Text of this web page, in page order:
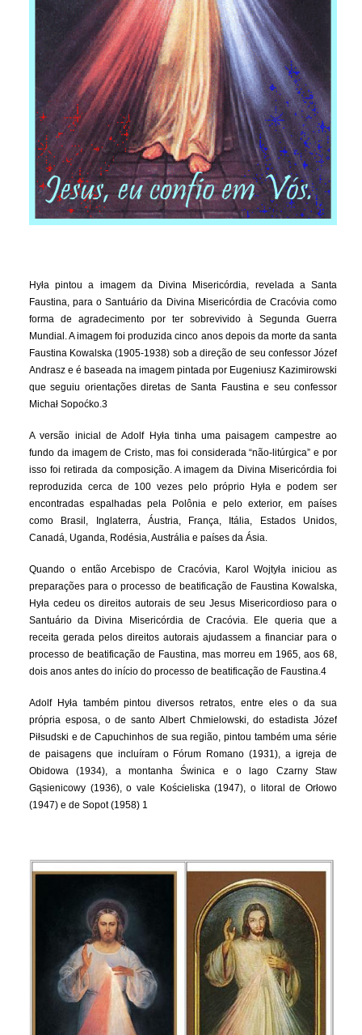
Hyła pintou a imagem da Divina Misericórdia, revelada a Santa
Faustina, para o Santuário da Divina Misericórdia de Cracóvia como
forma de agradecimento por ter sobrevivido à Segunda Guerra
Mundial. A imagem foi produzida cinco anos depois da morte da santa
Faustina Kowalska (1905-1938) sob a direção de seu confessor Józef
Andrasz e é baseada na imagem pintada por Eugeniusz Kazimirowski
que seguiu orientações diretas de Santa Faustina e seu confessor
Michał Sopoćko.3
A versão inicial de Adolf Hyła tinha uma paisagem campestre ao
fundo da imagem de Cristo, mas foi considerada “não-litúrgica” e por
isso foi retirada da composição. A imagem da Divina Misericórdia foi
reproduzida cerca de 100 vezes pelo próprio Hyła e podem ser
encontradas espalhadas pela Polônia e pelo exterior, em países
como Brasil, Inglaterra, Áustria, França, Itália, Estados Unidos,
Canadá, Uganda, Rodésia, Austrália e países da Ásia.
Quando o então Arcebispo de Cracóvia, Karol Wojtyła iniciou as
preparações para o processo de beatificação de Faustina Kowalska,
Hyła cedeu os direitos autorais de seu Jesus Misericordioso para o
Santuário da Divina Misericórdia de Cracóvia. Ele queria que a
receita gerada pelos direitos autorais ajudassem a financiar para o
processo de beatificação de Faustina, mas morreu em 1965, aos 68,
dois anos antes do início do processo de beatificação de Faustina.4
Adolf Hyła também pintou diversos retratos, entre eles o da sua
própria esposa, o de santo Albert Chmielowski, do estadista Józef
Piłsudski e de Capuchinhos de sua região, pintou também uma série
de paisagens que incluíram o Fórum Romano (1931), a igreja de
Obidowa (1934), a montanha Świnica e o lago Czarny Staw
Gąsienicowy (1936), o vale Kościeliska (1947), o litoral de Orłowo
(1947) e de Sopot (1958) 1